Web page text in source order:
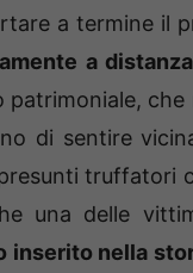
a termine il
a
patrimoniale,
di sentire
truffatori
una delle
inserito nella